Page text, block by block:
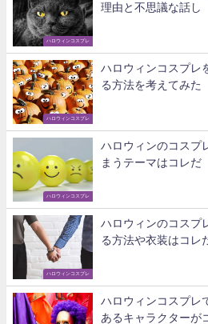
ハロウィンコスプレ
理由と不思議な話し
ハロウィンコスプレ
ハロウィンコスプレ
る方法を考えてみた
ハロウィンコスプレ
ハロウィンのコスプ
まうテーマはコレだ
ハロウィンコスプレ
ハロウィンのコスプ
る方法や衣装はコレ
ハロウィンコスプレ
あるキャラクターが